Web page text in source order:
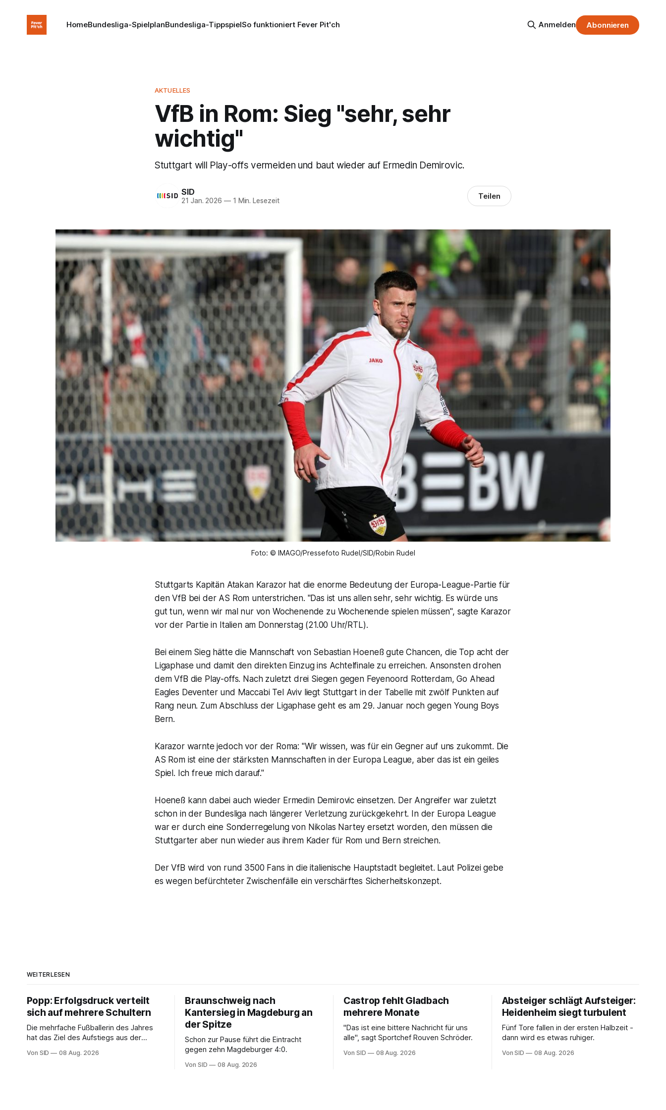
HomeBundesliga-SpielplanBundesliga-TippspielSo funktioniert Fever Pit'ch Anmelden Abonnieren
AKTUELLES
VfB in Rom: Sieg "sehr, sehr
wichtig"
Stuttgart will Play-offs vermeiden und baut wieder auf Ermedin Demirovic.
SID
21 Jan. 2026 —1 Min. Lesezeit Teilen
Foto: © IMAGO/Pressefoto Rudel/SID/Robin Rudel
Stuttgarts Kapitän Atakan Karazor hat die enorme Bedeutung der Europa-League-Partie für
den VfB bei der AS Rom unterstrichen. "Das ist uns allen sehr, sehr wichtig. Es würde uns
gut tun, wenn wir mal nur von Wochenende zu Wochenende spielen müssen", sagte Karazor
vor der Partie in Italien am Donnerstag (21.00 Uhr/RTL).
Bei einem Sieg hätte die Mannschaft von Sebastian Hoeneß gute Chancen, die Top acht der
Ligaphase und damit den direkten Einzug ins Achtelfinale zu erreichen. Ansonsten drohen
dem VfB die Play-offs. Nach zuletzt drei Siegen gegen Feyenoord Rotterdam, Go Ahead
Eagles Deventer und Maccabi Tel Aviv liegt Stuttgart in der Tabelle mit zwölf Punkten auf
Rang neun. Zum Abschluss der Ligaphase geht es am 29. Januar noch gegen Young Boys
Bern.
Karazor warnte jedoch vor der Roma: "Wir wissen, was für ein Gegner auf uns zukommt. Die
AS Rom ist eine der stärksten Mannschaften in der Europa League, aber das ist ein geiles
Spiel. Ich freue mich darauf."
Hoeneß kann dabei auch wieder Ermedin Demirovic einsetzen. Der Angreifer war zuletzt
schon in der Bundesliga nach längerer Verletzung zurückgekehrt. In der Europa League
war er durch eine Sonderregelung von Nikolas Nartey ersetzt worden, den müssen die
Stuttgarter aber nun wieder aus ihrem Kader für Rom und Bern streichen.
Der VfB wird von rund 3500 Fans in die italienische Hauptstadt begleitet. Laut Polizei gebe
es wegen befürchteter Zwischenfälle ein verschärftes Sicherheitskonzept.
WEITERLESEN
Popp: Erfolgsdruck verteilt
sich auf mehrere Schultern
Die mehrfache Fußballerin des Jahres
hat das Ziel des Aufstiegs aus der
Von SID 08 Aug. 2026
Braunschweig nach
Kantersieg in Magdeburg an
der Spitze
Schon zur Pause führt die Eintracht
gegen zehn Magdeburger 4:0.
Von SID 08 Aug. 2026
Castrop fehlt Gladbach
mehrere Monate
"Das ist eine bittere Nachricht für uns
alle", sagt Sportchef Rouven Schröder.
Von SID 08 Aug. 2026
Absteiger schlägt Aufsteiger:
Heidenheim siegt turbulent
Fünf Tore fallen in der ersten Halbzeit -
dann wird es etwas ruhiger.
Von SID 08 Aug. 2026